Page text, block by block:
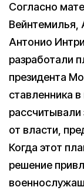
Согласно
Вейнтемилья,
Антонио
разработали
президента
ставленника
рассчитывали
от власти,
Когда этот
решение